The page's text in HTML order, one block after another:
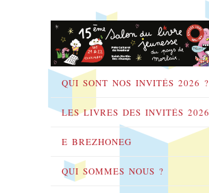
QUI SONT NOS INVITÉS 2026 ?
LES LIVRES DES INVITÉS 2026
E BREZHONEG
QUI SOMMES NOUS ?